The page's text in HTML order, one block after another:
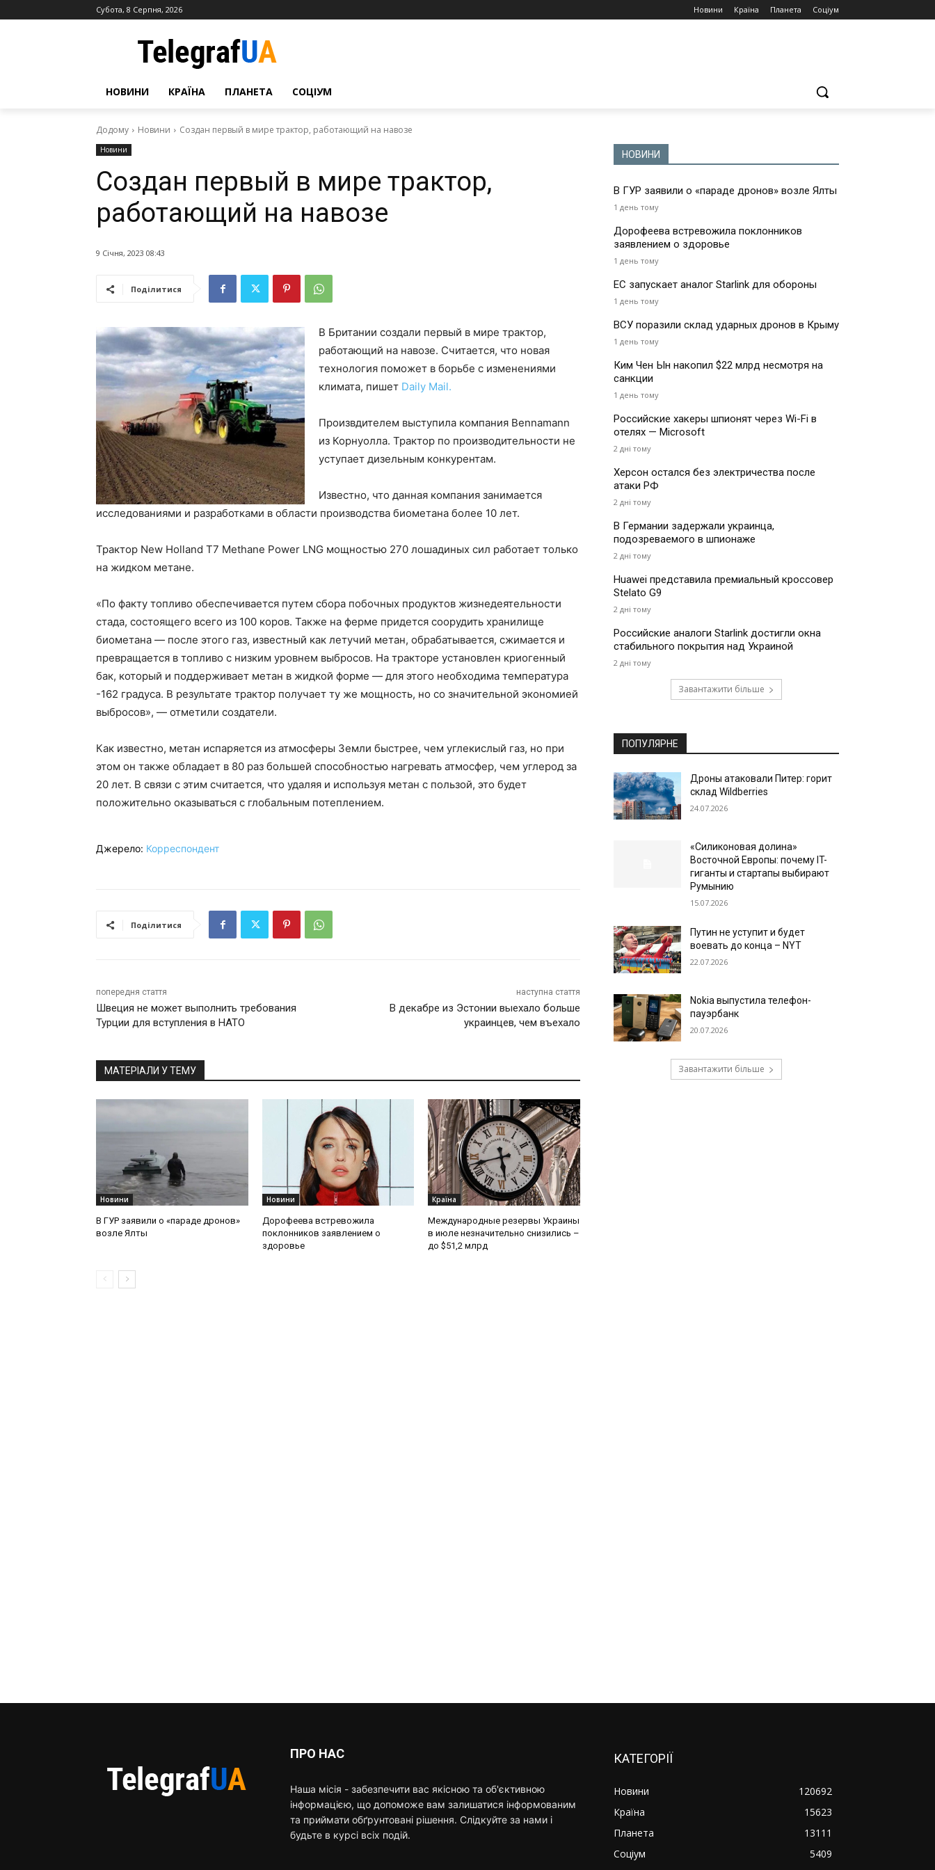
Субота, 8 Серпня, 2026 Новини Країна Планета Соціум
НОВИНИ КРАЇНА ПЛАНЕТА СОЦІУМ
Додому Новини Создан первый в мире трактор, работающий на навозе
Новини
Создан первый в мире трактор,
работающий на навозе
9 Січня, 2023 08:43
Поділитися
В Британии создали первый в мире трактор,
работающий на навозе. Считается, что новая
технология поможет в борьбе с изменениями
климата, пишет Daily Mail.
Произвдителем выступила компания Bennamann
из Корнуолла. Трактор по производительности не
уступает дизельным конкурентам.
Известно, что данная компания занимается
исследованиями и разработками в области производства биометана более 10 лет.
Трактор New Holland T7 Methane Power LNG мощностью 270 лошадиных сил работает только
на жидком метане.
«По факту топливо обеспечивается путем сбора побочных продуктов жизнедеятельности
стада, состоящего всего из 100 коров. Также на ферме придется соорудить хранилище
биометана — после этого газ, известный как летучий метан, обрабатывается, сжимается и
превращается в топливо с низким уровнем выбросов. На тракторе установлен криогенный
бак, который и поддерживает метан в жидкой форме — для этого необходима температура
-162 градуса. В результате трактор получает ту же мощность, но со значительной экономией
выбросов», — отметили создатели.
Как известно, метан испаряется из атмосферы Земли быстрее, чем углекислый газ, но при
этом он также обладает в 80 раз большей способностью нагревать атмосфер, чем углерод за
20 лет. В связи с этим считается, что удаляя и используя метан с пользой, это будет
положительно оказываться с глобальным потеплением.
Джерело: Корреспондент
Поділитися
попередня стаття
Швеция не может выполнить требования
Турции для вступления в НАТО
наступна стаття
В декабре из Эстонии выехало больше
украинцев, чем въехало
МАТЕРІАЛИ У ТЕМУ
Новини
В ГУР заявили о «параде дронов»
возле Ялты
Новини
Дорофеева встревожила
поклонников заявлением о
здоровье
Країна
Международные резервы Украины
в июле незначительно снизились –
до $51,2 млрд
НОВИНИ
В ГУР заявили о «параде дронов» возле Ялты
1 день тому
Дорофеева встревожила поклонников
заявлением о здоровье
1 день тому
ЕС запускает аналог Starlink для обороны
1 день тому
ВСУ поразили склад ударных дронов в Крыму
1 день тому
Ким Чен Ын накопил $22 млрд несмотря на
санкции
1 день тому
Российские хакеры шпионят через Wi-Fi в
отелях — Microsoft
2 дні тому
Херсон остался без электричества после
атаки РФ
2 дні тому
В Германии задержали украинца,
подозреваемого в шпионаже
2 дні тому
Huawei представила премиальный кроссовер
Stelato G9
2 дні тому
Российские аналоги Starlink достигли окна
стабильного покрытия над Украиной
2 дні тому
Завантажити більше
ПОПУЛЯРНЕ
Дроны атаковали Питер: горит
склад Wildberries
24.07.2026
«Силиконовая долина»
Восточной Европы: почему IT-
гиганты и стартапы выбирают
Румынию
15.07.2026
Путин не уступит и будет
воевать до конца – NYT
22.07.2026
Nokia выпустила телефон-
пауэрбанк
20.07.2026
Завантажити більше
ПРО НАС
Наша місія - забезпечити вас якісною та об'єктивною
інформацією, що допоможе вам залишатися інформованим
та приймати обґрунтовані рішення. Слідкуйте за нами і
будьте в курсі всіх подій.
КАТЕГОРІЇ
Новини
120692
Країна
15623
Планета
13111
Соціум
5409